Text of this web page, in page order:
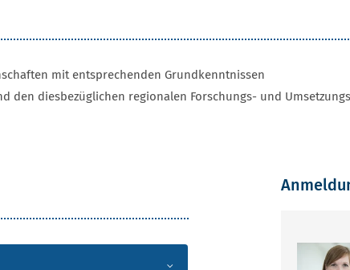
mit entsprechenden Grundkenntnissen
den diesbezüglichen regionalen Forschungs- und